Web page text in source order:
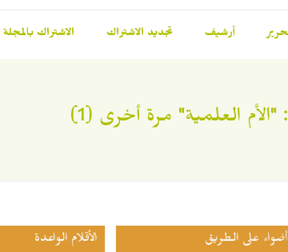
أرشيف تجديد الاشتراك الاشتراك بالمجلة
العلمية" مرة أخرى (1)
أضواء على الطريق الأقلام الواعدة